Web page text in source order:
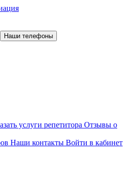
Наши телефоны
услуги репетитора Отзывы о
Наши контакты Войти в кабинет